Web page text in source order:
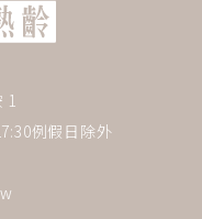
1
例假日除外